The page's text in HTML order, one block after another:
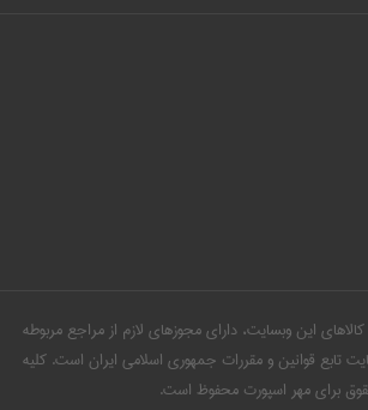
و کالاهای این وبسایت، دارای مجوزهای لازم از مراجع مربوطه
تابع قوانین و مقررات جمهوری اسلامی ایران است. کلیه
برای مهر اسپورت محفوظ است.